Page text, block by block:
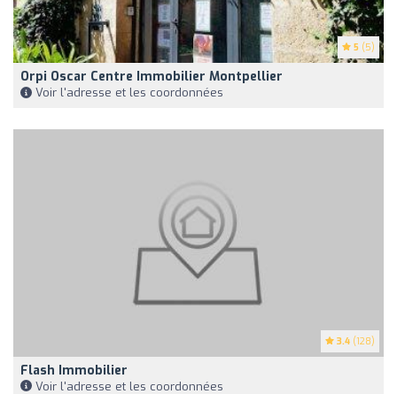
5 (5)
Orpi Oscar Centre Immobilier Montpellier
Voir l'adresse et les coordonnées
3.4 (128)
Flash Immobilier
Voir l'adresse et les coordonnées